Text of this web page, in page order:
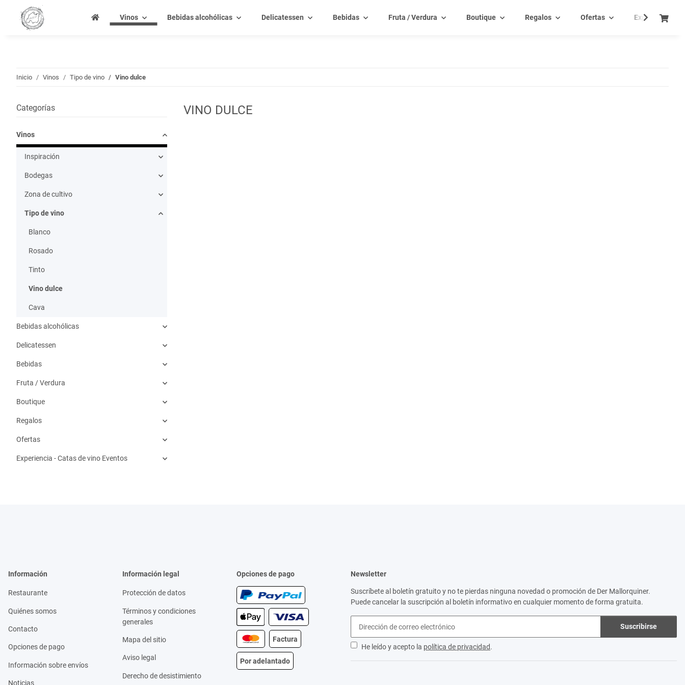
Vinos Bebidas alcohólicas Delicatessen Bebidas Fruta / Verdura Boutique Regalos Ofertas Experiencia -
Inicio Vinos Tipo de vino Vino dulce
VINO DULCE
Categorías
Vinos
Inspiración
Bodegas
Zona de cultivo
Tipo de vino
Blanco
Rosado
Tinto
Vino dulce
Cava
Bebidas alcohólicas
Delicatessen
Bebidas
Fruta / Verdura
Boutique
Regalos
Ofertas
Experiencia - Catas de vino Eventos
Información
Restaurante
Quiénes somos
Contacto
Opciones de pago
Información sobre envíos
Noticias
Información legal
Protección de datos
Términos y condiciones
generales
Mapa del sitio
Aviso legal
Derecho de desistimiento
Opciones de pago
Factura
Por adelantado
Newsletter
Suscríbete al boletín gratuito y no te pierdas ninguna novedad o promoción de Der Mallorquiner.
Puede cancelar la suscripción al boletín informativo en cualquier momento de forma gratuita.
Suscribirse
He leído y acepto la política de privacidad.